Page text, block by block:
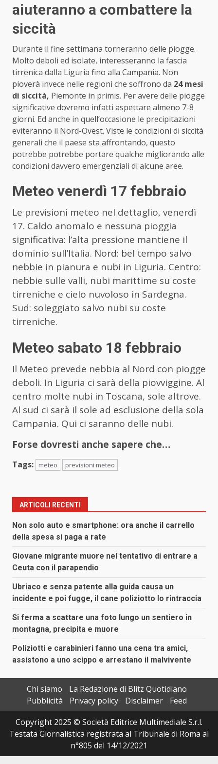
aiuteranno a combattere la
siccità
Durante il fine settimana torneranno delle piogge.
Molto deboli ed isolate, interesseranno la fascia
tirrenica dalla Liguria fino alla Campania. Non
pioverà invece nelle regioni che soffrono da 24 mesi
di siccità, Piemonte in primis. Per avere delle piogge
significative dovremo infatti aspettare almeno 7-8
giorni. Ed anche in quell’occasione le precipitazioni
eviteranno il Nord-Ovest. Viste le condizioni di siccità
generali che il paese sta affrontando, questo
potrebbe potrebbe portare qualche migliorando alle
condizioni davvero emergenziali di alcune aree.
Meteo venerdì 17 febbraio
Le previsioni meteo nel dettaglio, venerdì
17. Caldo anomalo e nessuna pioggia
significativa: l’alta pressione mantiene il
dominio sull’Italia. Nord: bel tempo salvo
nebbie in pianura e nubi in Liguria. Centro:
nebbie sulle valli, nubi marittime su coste
tirreniche e cielo nuvoloso in Sardegna.
Sud: soleggiato salvo nubi su coste
tirreniche.
Meteo sabato 18 febbraio
Il Meteo prevede nebbia al Nord con piogge
deboli. In Liguria ci sarà della piovviggine. Al
centro molte nubi in Toscana, sole altrove.
Al sud ci sarà il sole ad esclusione della sola
Campania. Qui ci saranno delle nubi.
Forse dovresti anche sapere che…
Tags: meteo previsioni meteo
ARTICOLI RECENTI
Non solo auto e smartphone: ora anche il carrello
della spesa si paga a rate
Giovane migrante muore nel tentativo di entrare a
Ceuta con il parapendio
Ubriaco e senza patente alla guida causa un
incidente e poi fugge, il cane poliziotto lo rintraccia
Si ferma a scattare una foto lungo un sentiero in
montagna, precipita e muore
Poliziotti e carabinieri fanno una cena tra amici,
assistono a uno scippo e arrestano il malvivente
Chi siamo
La Redazione di Blitz Quotidiano
Pubblicità
Privacy policy Disclaimer
Feed
Copyright 2025 © Società Editrice Multimediale S.r.l.
Testata Giornalistica registrata al Tribunale di Roma al
n°805 del 14/12/2021